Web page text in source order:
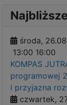
środa,
13:00 16:00
KOMPAS
programowej
i przyjazna
czwartek,